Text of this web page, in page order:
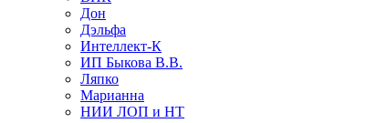
Дон
Дэльфа
Интеллект-К
ИП Быкова В.В.
Ляпко
Марианна
НИИ ЛОП и НТ